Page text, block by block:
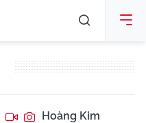
Hoàng Kim